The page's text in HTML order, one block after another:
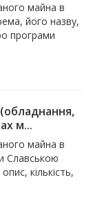
майна в
його назву,
програми
м...
майна в
Славською
кількість,